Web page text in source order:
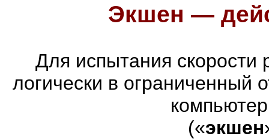
Экшен —
Для испытания скорости
логически в ограниченный
(«экшен